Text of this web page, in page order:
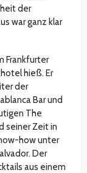
der
war ganz klar
Frankfurter
hieß. Er
der
Bar und
The
seiner Zeit in
how unter
Der
aus einem